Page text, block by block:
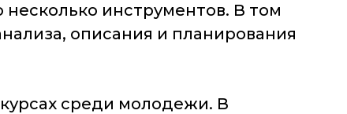
инструментов. В том
описания и планирования
среди молодежи. В